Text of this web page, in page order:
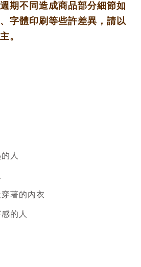
期不同造成商品部分細節如
字體印刷等些許差異，請以
。
人
著的內衣
的人